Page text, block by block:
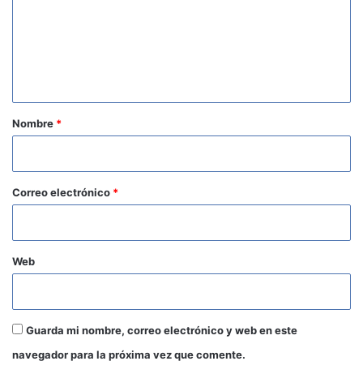
r
*
Nombre *
Correo electrónico *
Web
Guarda mi nombre, correo electrónico y web en este
navegador para la próxima vez que comente.